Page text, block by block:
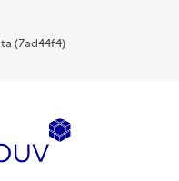
(7ad44f4)